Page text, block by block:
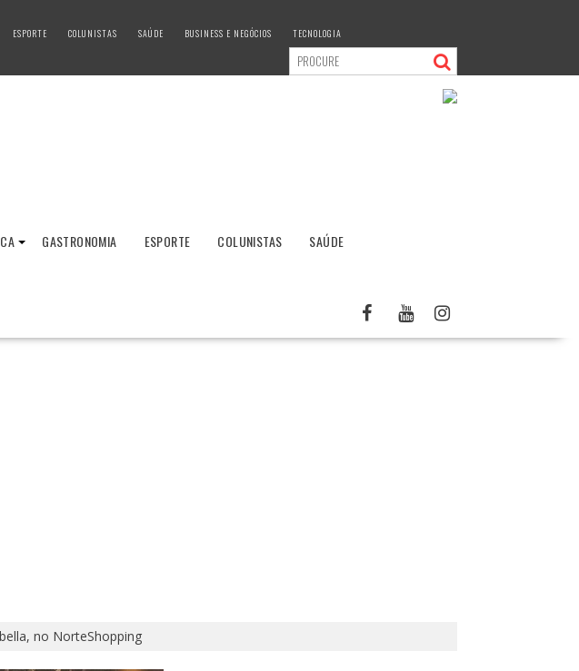
ESPORTE COLUNISTAS SAÚDE BUSINESS E NEGÓCIOS TECNOLOGIA
GASTRONOMIA ESPORTE COLUNISTAS
SAÚDE
no NorteShopping